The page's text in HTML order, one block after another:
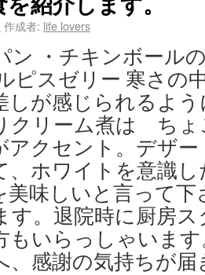
作成者: life lovers
・チキンボール
ピスゼリー 寒さの
しが感じられるよ
クリーム煮は ちょ
アクセント。デザ
、ホワイトを意識
美味しいと言って
す。退院時に厨房
もいらっしゃいま
、感謝の気持ちが